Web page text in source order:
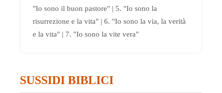
"Io sono il buon pastore" | 5. "Io sono la
risurrezione e la vita" | 6. "Io sono la via, la verità
e la vita" | 7. "Io sono la vite vera"
SUSSIDI BIBLICI